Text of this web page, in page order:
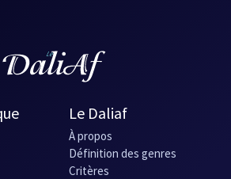
Le Daliaf
À propos
Définition des genres
Critères